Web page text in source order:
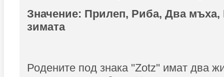
Значение: Прилеп, Риба, Два мъха,
зимата
Родените под знака ''Zotz'' имат два